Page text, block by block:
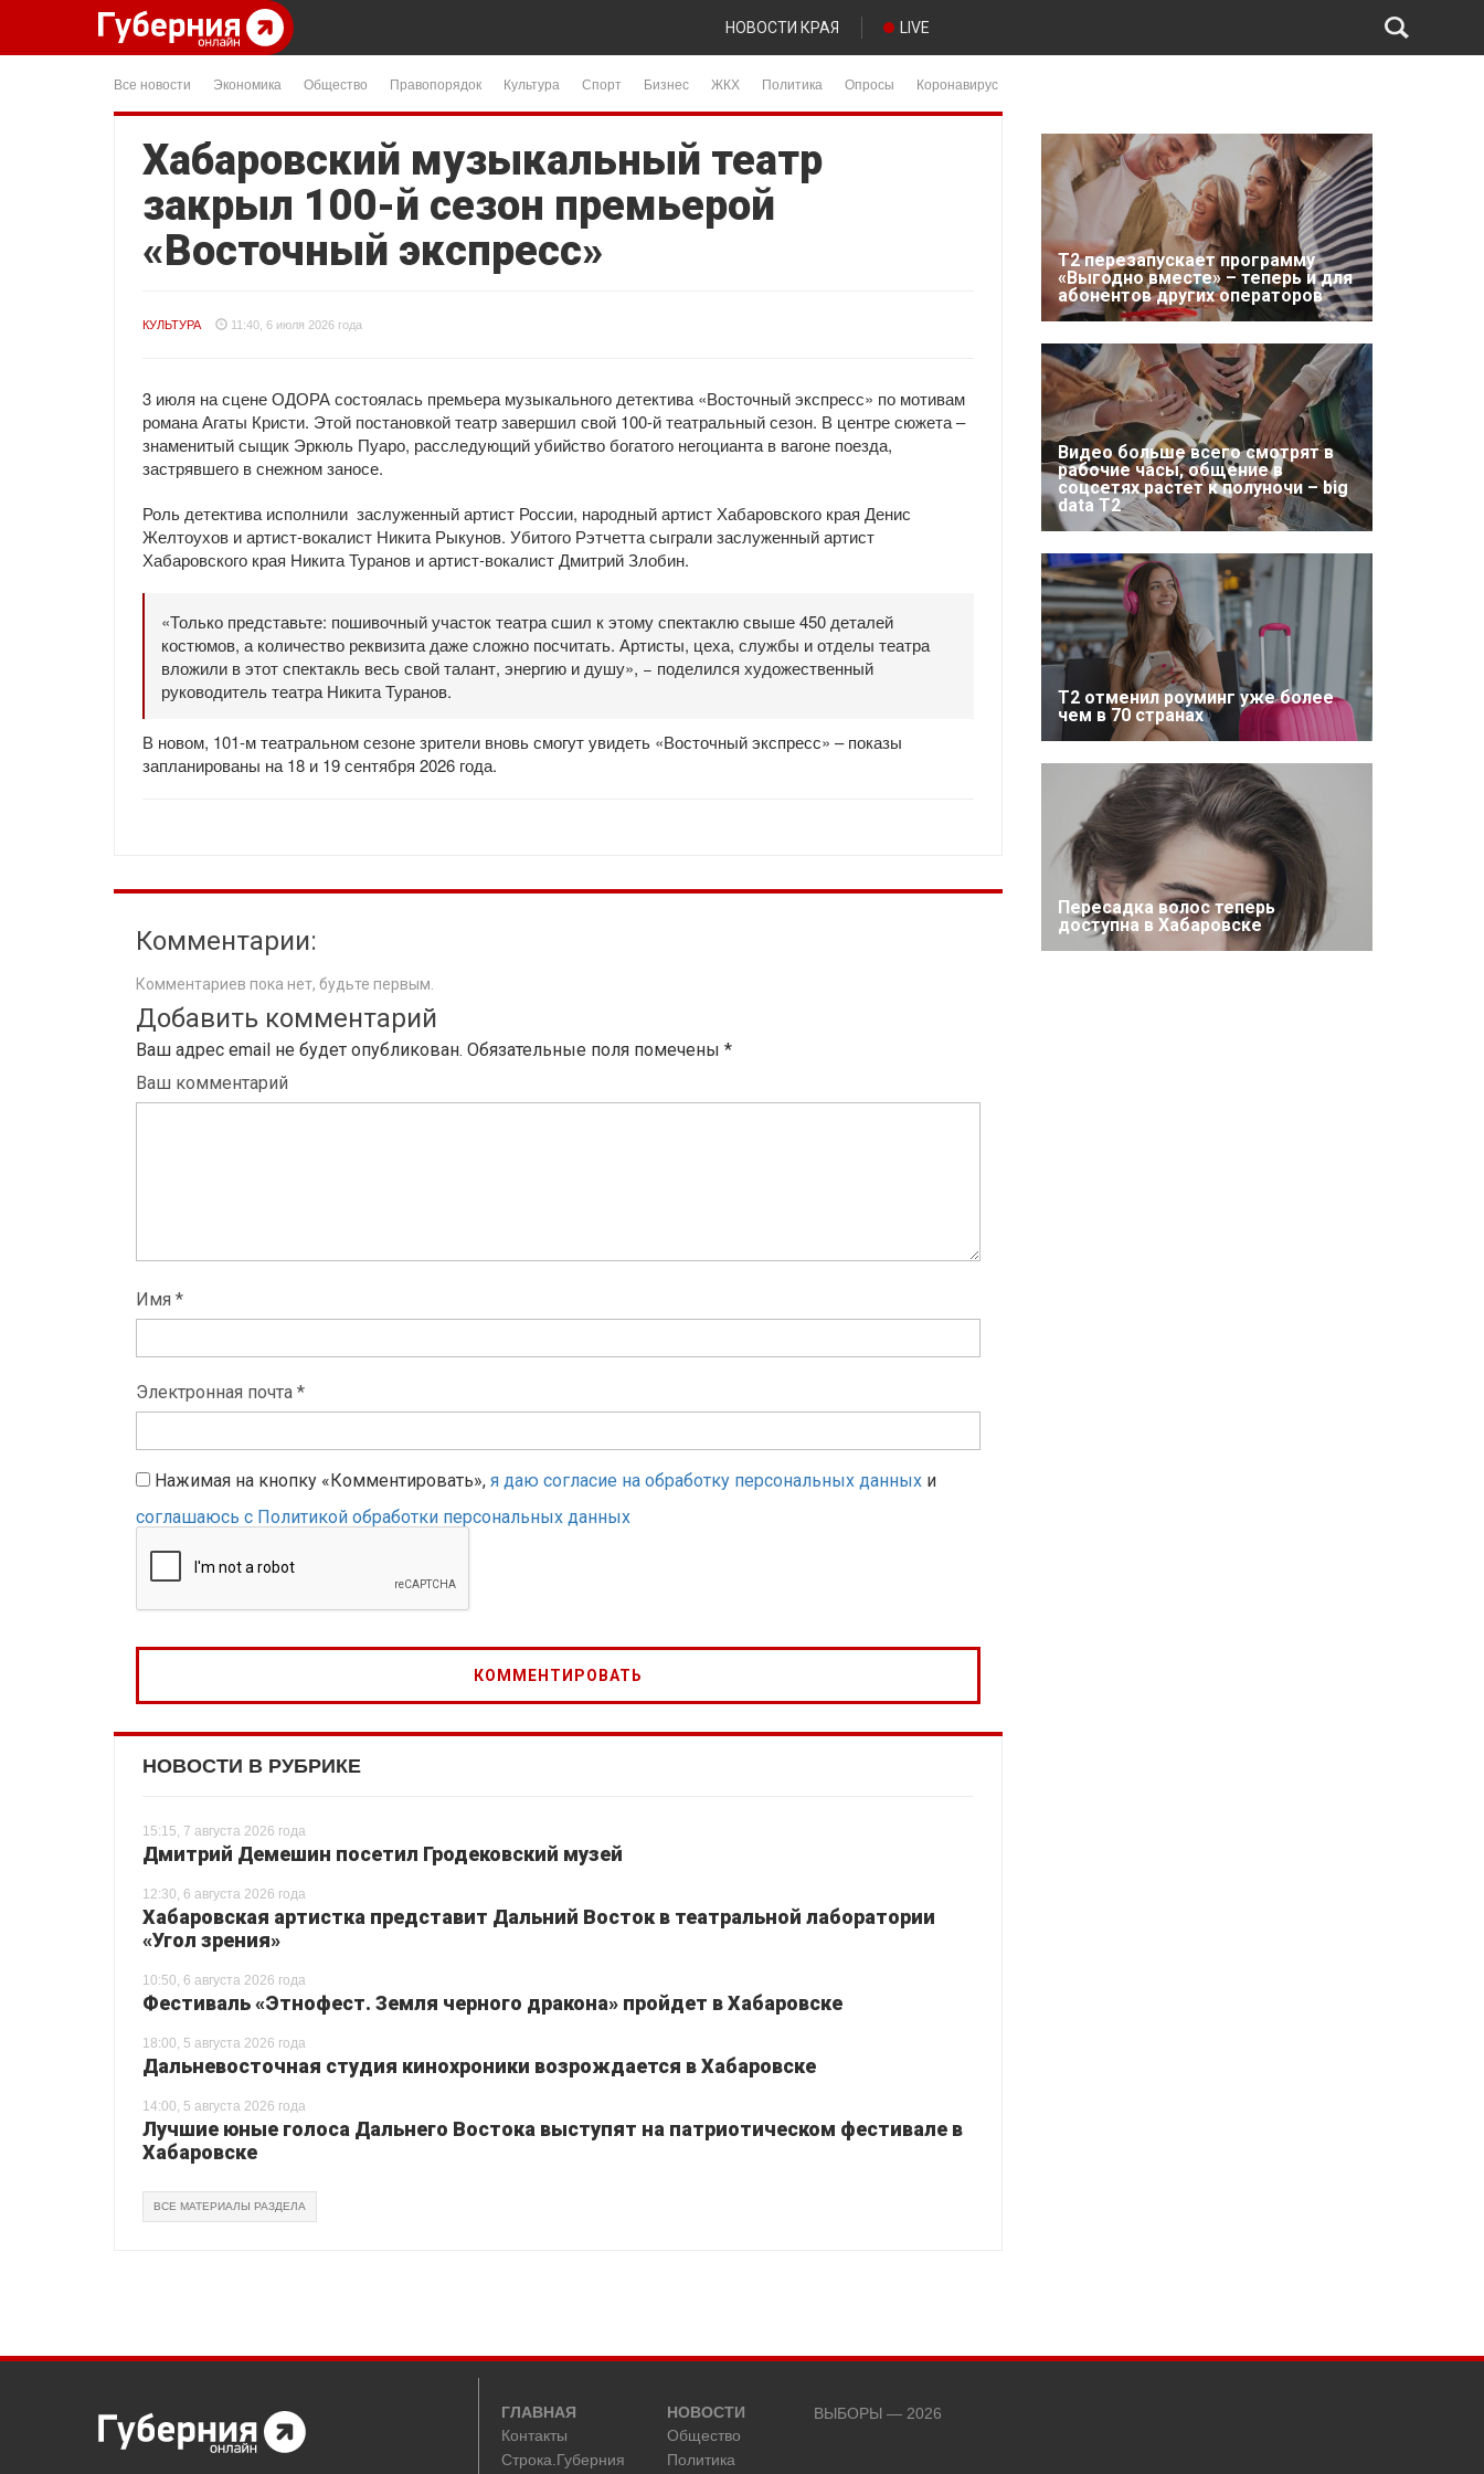
НОВОСТИ КРАЯ LIVE
Все новости Экономика Общество Правопорядок Культура Спорт Бизнес ЖКХ Политика Опросы Коронавирус
Хабаровский музыкальный театр
закрыл 100-й сезон премьерой
«Восточный экспресс»
КУЛЬТУРА 11:40, 6 июля 2026 года
3 июля на сцене ОДОРА состоялась премьера музыкального детектива «Восточный экспресс» по мотивам
романа Агаты Кристи. Этой постановкой театр завершил свой 100-й театральный сезон. В центре сюжета –
знаменитый сыщик Эркюль Пуаро, расследующий убийство богатого негоцианта в вагоне поезда,
застрявшего в снежном заносе.
Роль детектива исполнили заслуженный артист России, народный артист Хабаровского края Денис
Желтоухов и артист-вокалист Никита Рыкунов. Убитого Рэтчетта сыграли заслуженный артист
Хабаровского края Никита Туранов и артист-вокалист Дмитрий Злобин.
«Только представьте: пошивочный участок театра сшил к этому спектаклю свыше 450 деталей
костюмов, а количество реквизита даже сложно посчитать. Артисты, цеха, службы и отделы театра
вложили в этот спектакль весь свой талант, энергию и душу», − поделился художественный
руководитель театра Никита Туранов.
В новом, 101-м театральном сезоне зрители вновь смогут увидеть «Восточный экспресс» – показы
запланированы на 18 и 19 сентября 2026 года.
Комментарии:
Комментариев пока нет, будьте первым.
Добавить комментарий
Ваш адрес email не будет опубликован. Обязательные поля помечены *
Ваш комментарий
Имя *
Электронная почта *
Нажимая на кнопку «Комментировать», я даю согласие на обработку персональных данных и
соглашаюсь с Политикой обработки персональных данных
НОВОСТИ В РУБРИКЕ
15:15, 7 августа 2026 года
Дмитрий Демешин посетил Гродековский музей
12:30, 6 августа 2026 года
Хабаровская артистка представит Дальний Восток в театральной лаборатории
«Угол зрения»
10:50, 6 августа 2026 года
Фестиваль «Этнофест. Земля черного дракона» пройдет в Хабаровске
18:00, 5 августа 2026 года
Дальневосточная студия кинохроники возрождается в Хабаровске
14:00, 5 августа 2026 года
Лучшие юные голоса Дальнего Востока выступят на патриотическом фестивале в
Хабаровске
ВСЕ МАТЕРИАЛЫ РАЗДЕЛА
Т2 перезапускает программу
«Выгодно вместе» – теперь и для
абонентов других операторов
Видео больше всего смотрят в
рабочие часы, общение в
соцсетях растет к полуночи – big
data T2
Т2 отменил роуминг уже более
чем в 70 странах
Пересадка волос теперь
доступна в Хабаровске
ГЛАВНАЯ
Контакты
Строка.Губерния
НОВОСТИ
Общество
Политика
ВЫБОРЫ — 2026